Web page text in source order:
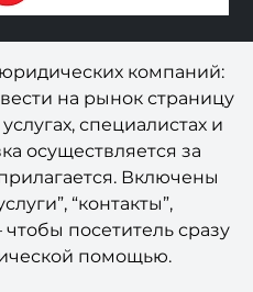
компаний:
на рынок страницу
специалистах и
осуществляется за
Включены
“контакты”,
посетитель сразу
помощью.